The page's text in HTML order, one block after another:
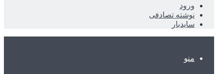
ورود
نوشته تصادفی
سایدبار
منو